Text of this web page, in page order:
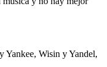
Yankee, Wisin y Yandel,